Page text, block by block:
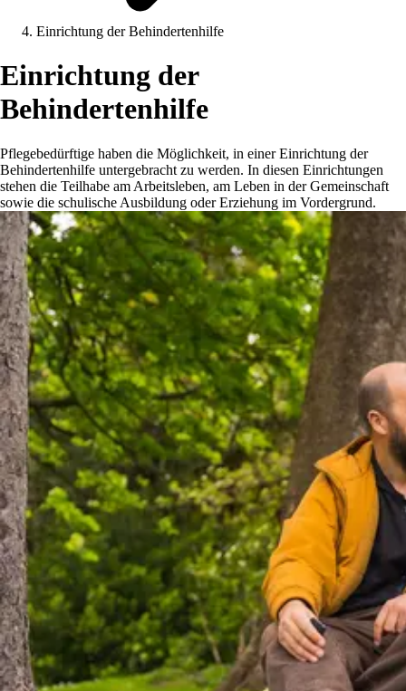
Einrichtung der Behindertenhilfe
Einrichtung der
Behindertenhilfe
Pflegebedürftige haben die Möglichkeit, in einer Einrichtung der
Behindertenhilfe untergebracht zu werden. In diesen Einrichtungen
stehen die Teilhabe am Arbeitsleben, am Leben in der Gemeinschaft
sowie die schulische Ausbildung oder Erziehung im Vordergrund.